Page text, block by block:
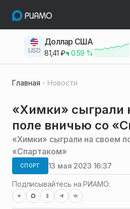
USD
Доллар США
81,41 ₽ 0.59 %
Главная Новости
«Химки» сыграли
поле вничью со
«Химки» сыграли на своем
«Спартаком»
СПОРТ 13 мая 2023 16:37
Подписывайтесь на РИАМО: